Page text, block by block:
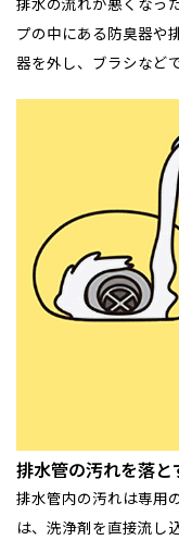
プの中にある防臭器や
器を外し、ブラシなど
排水管の汚れを落と
排水管内の汚れは専用
は、洗浄剤を直接流し